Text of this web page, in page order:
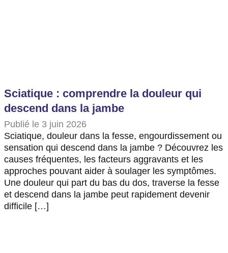
Sciatique : comprendre la douleur qui
descend dans la jambe
Publié le 3 juin 2026
Sciatique, douleur dans la fesse, engourdissement ou
sensation qui descend dans la jambe ? Découvrez les
causes fréquentes, les facteurs aggravants et les
approches pouvant aider à soulager les symptômes.
Une douleur qui part du bas du dos, traverse la fesse
et descend dans la jambe peut rapidement devenir
difficile […]